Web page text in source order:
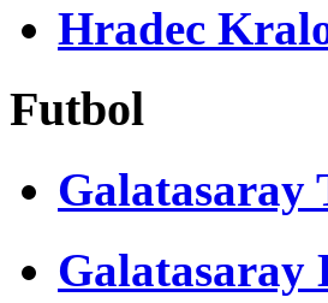
Hradec
Futbol
Galatasaray
Galatasaray